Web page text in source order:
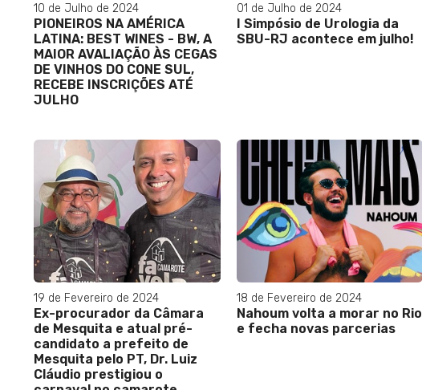
10 de Julho de 2024
PIONEIROS NA AMÉRICA
LATINA: BEST WINES - BW, A
MAIOR AVALIAÇÃO ÀS CEGAS
DE VINHOS DO CONE SUL,
RECEBE INSCRIÇÕES ATÉ
JULHO
01 de Julho de 2024
I Simpósio de Urologia da
SBU-RJ acontece em julho!
19 de Fevereiro de 2024
Ex-procurador da Câmara
de Mesquita e atual pré-
candidato a prefeito de
Mesquita pelo PT, Dr. Luiz
Cláudio prestigiou o
18 de Fevereiro de 2024
Nahoum volta a morar no Rio
e fecha novas parcerias